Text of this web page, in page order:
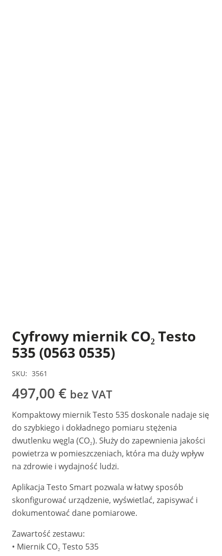
Cyfrowy miernik CO₂ Testo
535 (0563 0535)
SKU: 3561
497,00 € bez VAT
Kompaktowy miernik Testo 535 doskonale nadaje się
do szybkiego i dokładnego pomiaru stężenia
dwutlenku węgla (CO₂). Służy do zapewnienia jakości
powietrza w pomieszczeniach, która ma duży wpływ
na zdrowie i wydajność ludzi.
Aplikacja Testo Smart pozwala w łatwy sposób
skonfigurować urządzenie, wyświetlać, zapisywać i
dokumentować dane pomiarowe.
Zawartość zestawu:
• Miernik CO₂ Testo 535